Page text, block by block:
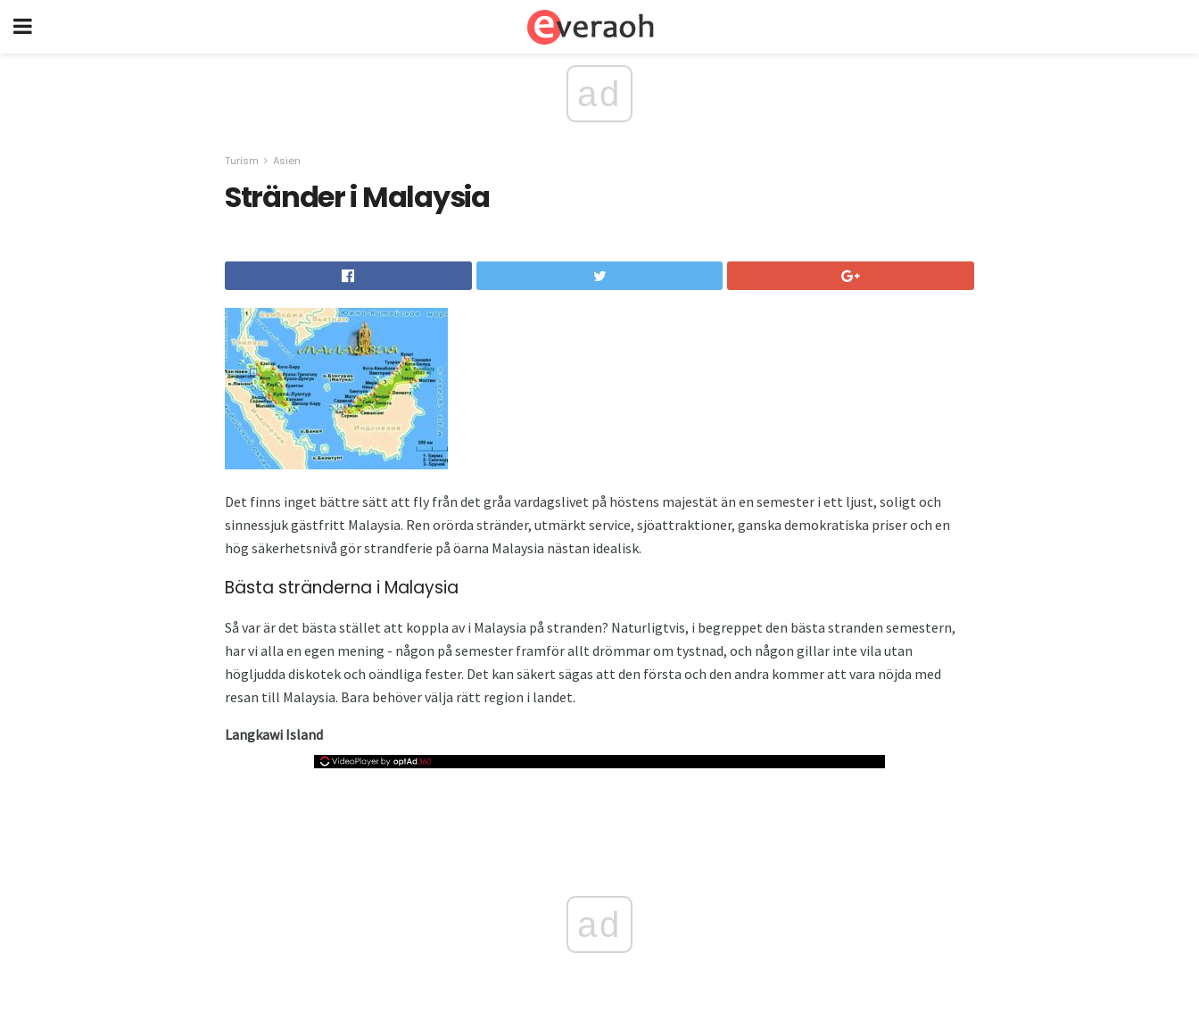
ad
Turism Asien
Stränder i Malaysia
Det finns inget bättre sätt att fly från det gråa vardagslivet på höstens majestät än en semester i ett ljust, soligt och
sinnessjuk gästfritt Malaysia. Ren orörda stränder, utmärkt service, sjöattraktioner, ganska demokratiska priser och en
hög säkerhetsnivå gör strandferie på öarna Malaysia nästan idealisk.
Bästa stränderna i Malaysia
Så var är det bästa stället att koppla av i Malaysia på stranden? Naturligtvis, i begreppet den bästa stranden semestern,
har vi alla en egen mening - någon på semester framför allt drömmar om tystnad, och någon gillar inte vila utan
högljudda diskotek och oändliga fester. Det kan säkert sägas att den första och den andra kommer att vara nöjda med
resan till Malaysia. Bara behöver välja rätt region i landet.
Langkawi Island
ad